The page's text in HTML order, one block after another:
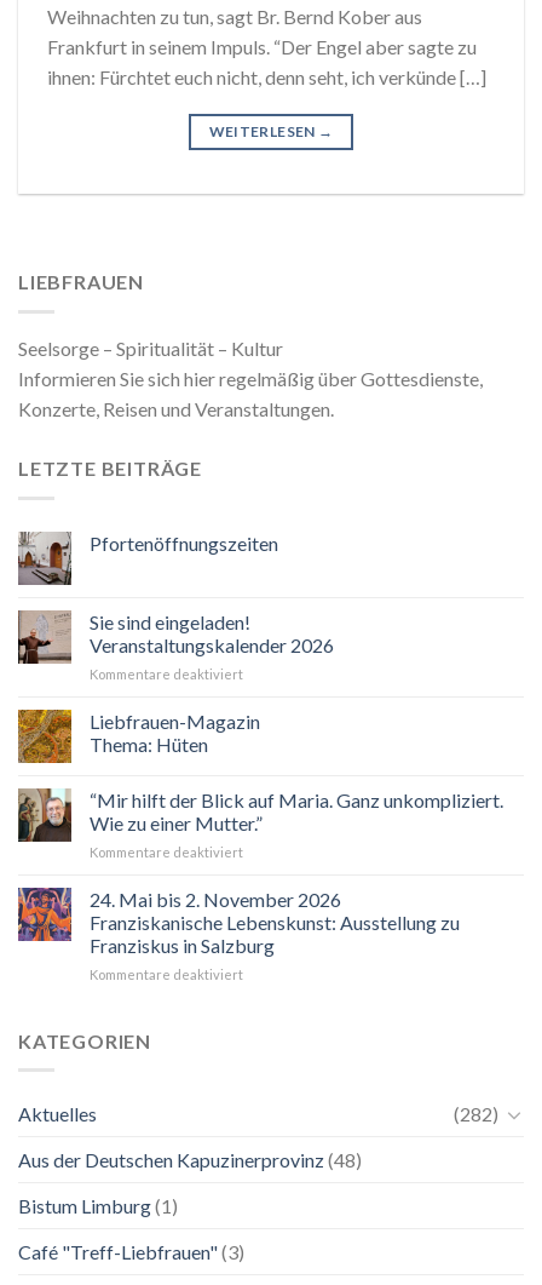
Weihnachten zu tun, sagt Br. Bernd Kober aus
Frankfurt in seinem Impuls. “Der Engel aber sagte zu
ihnen: Fürchtet euch nicht, denn seht, ich verkünde […]
WEITERLESEN →
LIEBFRAUEN
Seelsorge – Spiritualität – Kultur
Informieren Sie sich hier regelmäßig über Gottesdienste,
Konzerte, Reisen und Veranstaltungen.
LETZTE BEITRÄGE
Pfortenöffnungszeiten
Sie sind eingeladen!
Veranstaltungskalender 2026
Kommentare deaktiviertfür
sind
eingeladen!
Liebfrauen-Magazin
Thema: Hüten
“Mir hilft der Blick auf Maria. Ganz unkompliziert.
Wie zu einer Mutter.”
Kommentare deaktiviertfür
hilft
der
Blick
auf
Maria.
24. Mai bis 2. November 2026
Franziskanische Lebenskunst: Ausstellung zu
Franziskus in Salzburg
Kommentare deaktiviertfür
Ausstellung
KATEGORIEN
Aktuelles
(282)
Aus der Deutschen Kapuzinerprovinz(48)
Bistum Limburg(1)
Café "Treff-Liebfrauen"(3)